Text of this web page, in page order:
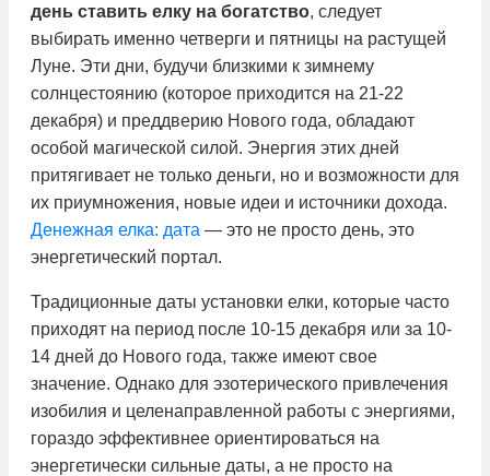
день ставить елку на богатство, следует
выбирать именно четверги и пятницы на растущей
Луне. Эти дни, будучи близкими к зимнему
солнцестоянию (которое приходится на 21-22
декабря) и преддверию Нового года, обладают
особой магической силой. Энергия этих дней
притягивает не только деньги, но и возможности для
их приумножения, новые идеи и источники дохода.
Денежная елка: дата — это не просто день, это
энергетический портал.
Традиционные даты установки елки, которые часто
приходят на период после 10-15 декабря или за 10-
14 дней до Нового года, также имеют свое
значение. Однако для эзотерического привлечения
изобилия и целенаправленной работы с энергиями,
гораздо эффективнее ориентироваться на
энергетически сильные даты, а не просто на